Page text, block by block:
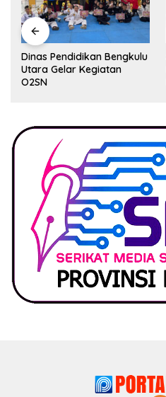
Dinas Pendidikan Bengkulu
Utara Gelar Kegiatan
O2SN